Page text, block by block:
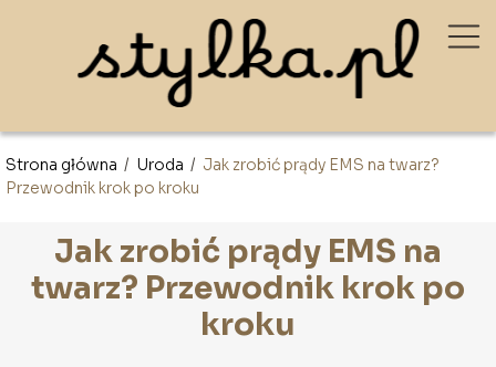
Strona główna / Uroda / Jak zrobić prądy EMS na twarz?
Przewodnik krok po kroku
Jak zrobić prądy EMS na
twarz? Przewodnik krok po
kroku